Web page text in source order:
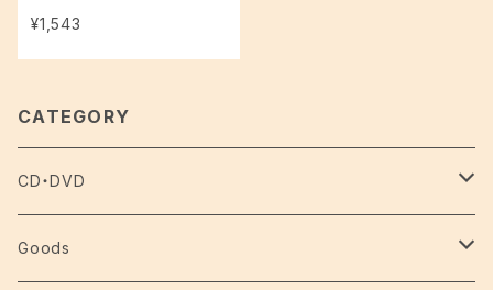
¥1,543
CATEGORY
CD・DVD
Soul & Beat TEN-CHI-JIN
Goods